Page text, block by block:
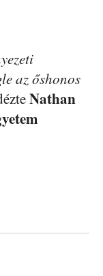
az őshonos
Nathan